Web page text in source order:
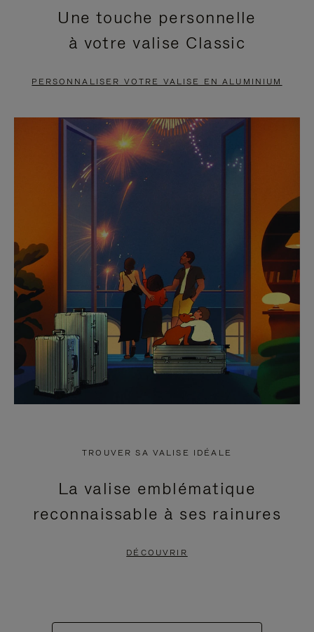
EN
PAUSE,
APPUYEZ
POUR
METTRE
PAUSE
VIDÉO
EST
DÉSACTIVÉ.
CLIQUER
POUR
RÉACTIVER
LE
SON
Une touche personnelle
à votre valise Classic
PERSONNALISER VOTRE VALISE EN ALUMINIUM
TROUVER SA VALISE IDÉALE
La valise emblématique
reconnaissable à ses rainures
DÉCOUVRIR